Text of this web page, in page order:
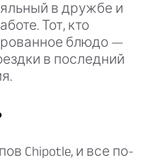
в дружбе и
Тот, кто
блюдо —
в последний
Chipotle, и все по-